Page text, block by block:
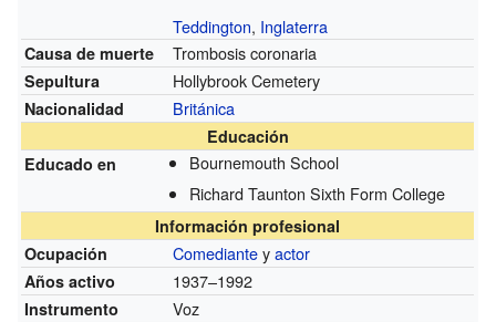
Teddington, Inglaterra
Causa de muerte Trombosis coronaria
Sepultura Hollybrook Cemetery
Nacionalidad Británica
Educación
Educado en
Bournemouth School
Richard Taunton Sixth Form College
Información profesional
Ocupación
Comedianteyactor
Años activo 1937–1992
Instrumento Voz